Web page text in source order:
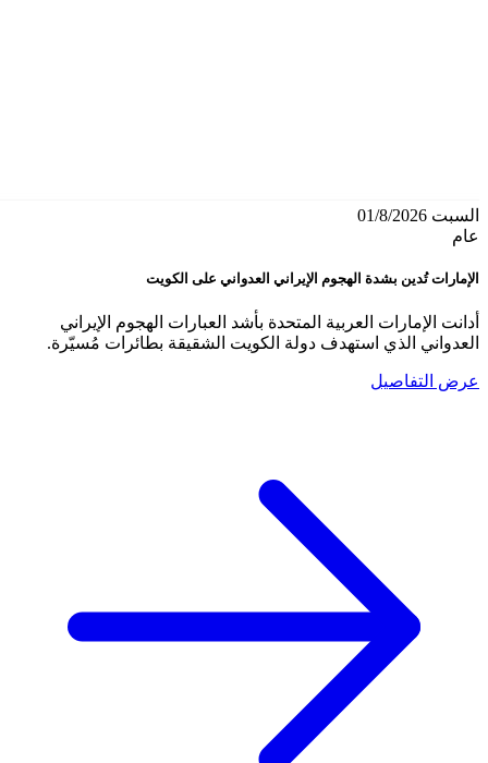
السبت 01/8/2026
عام
الإمارات تُدين بشدة الهجوم الإيراني العدواني على الكويت
أدانت الإمارات العربية المتحدة بأشد العبارات الهجوم الإيراني
العدواني الذي استهدف دولة الكويت الشقيقة بطائرات مُسيّرة.
عرض التفاصيل